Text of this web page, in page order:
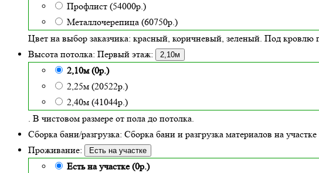
Профлист (54000р.)
Металлочерепица (60750р.)
Цвет на выбор заказчика: красный, коричневый, зеленый. Под кровлю
Высота потолка: Первый этаж: 2,10м
2,10м (0р.)
2,25м (20522р.)
2,40м (41044р.)
. В чистовом размере от пола до потолка.
Сборка бани/разгрузка: Сборка бани и разгрузка материалов на
Проживание:
Есть на участке
Есть на участке (0р.)